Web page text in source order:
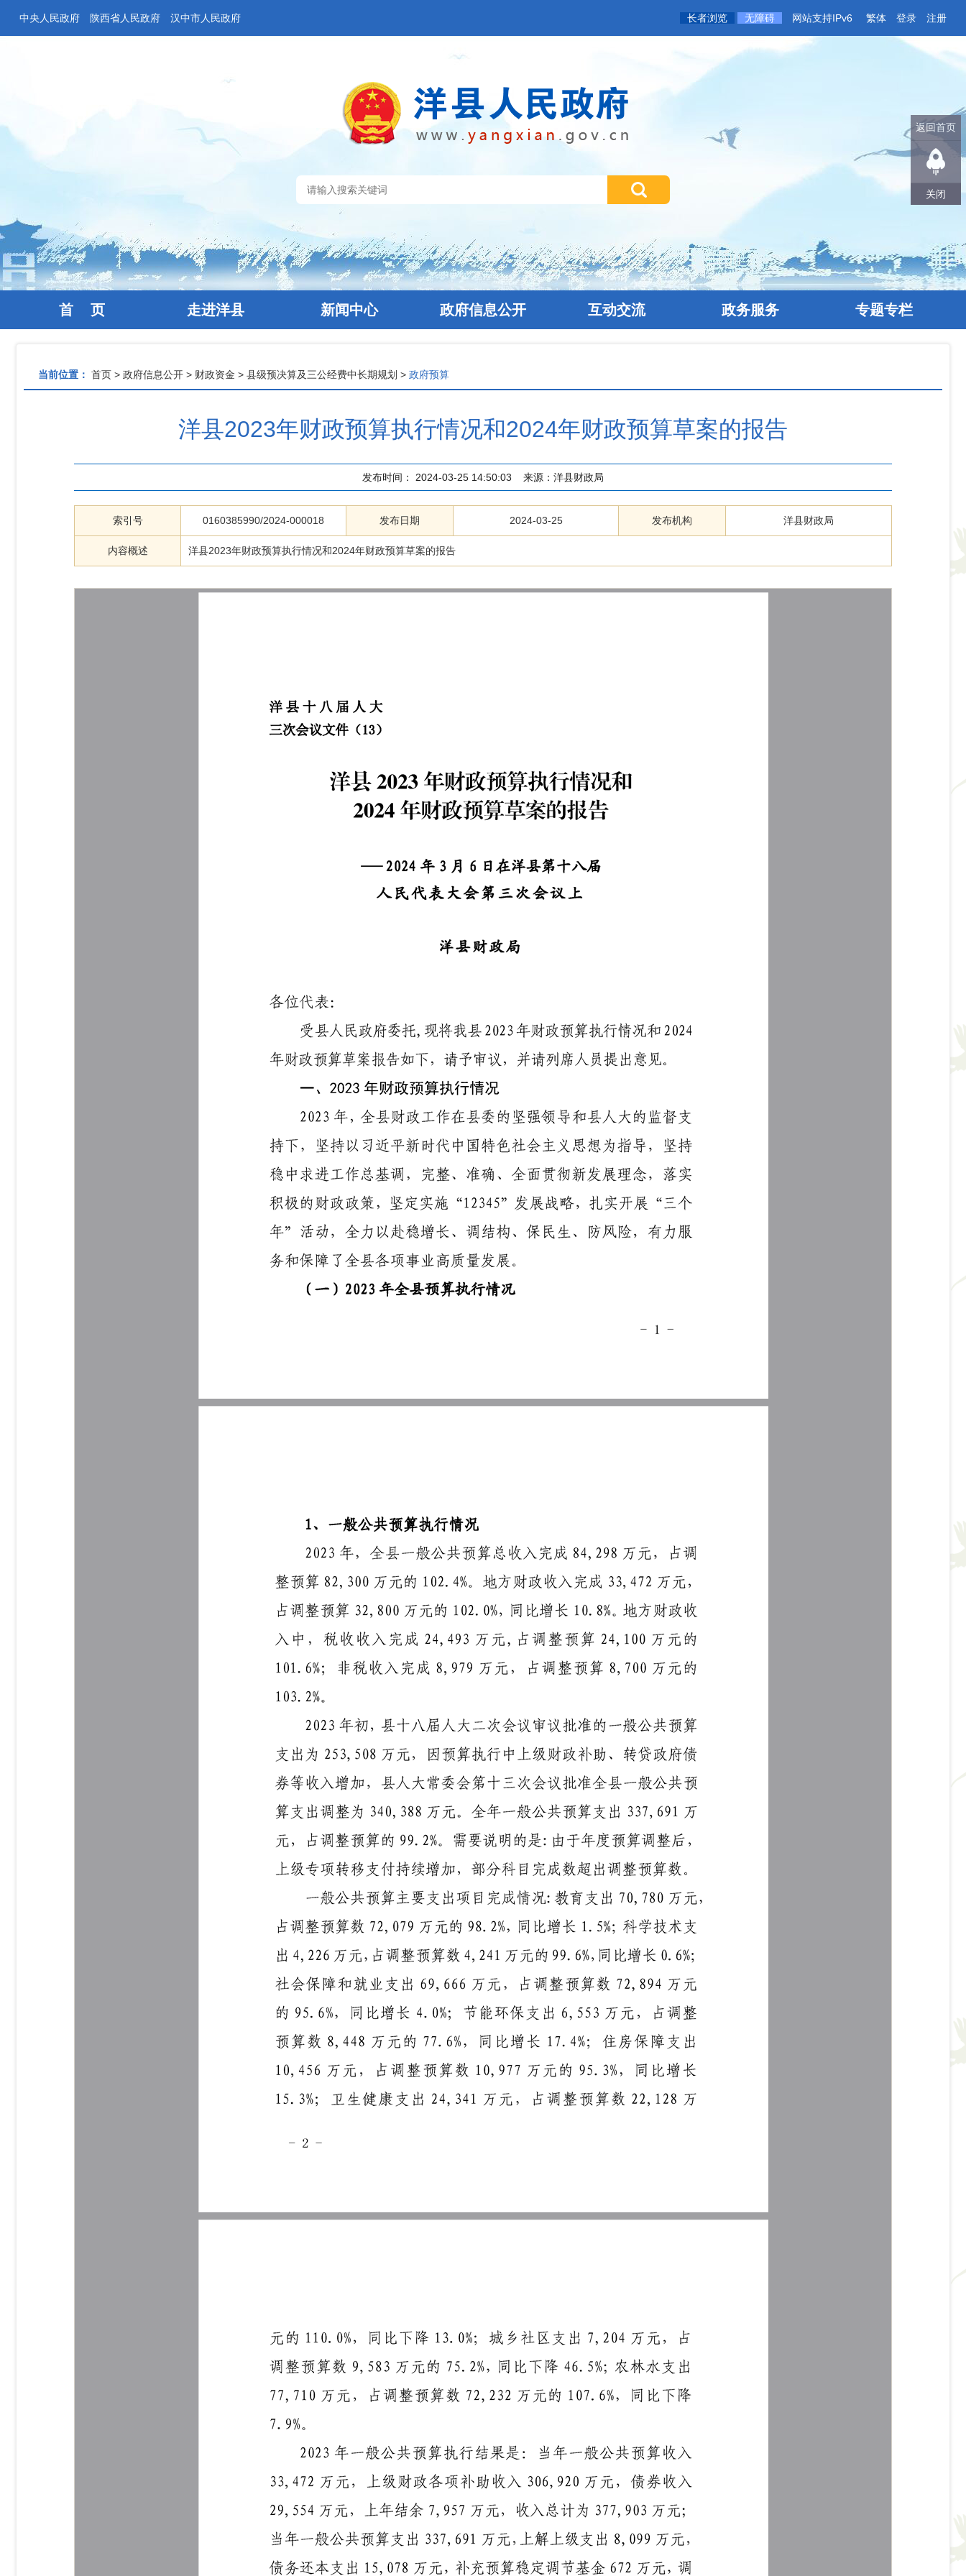
中央人民政府 陕西省人民政府 汉中市人民政府 长者浏览 无障碍 网站支持IPv6 繁体 登录 注册
首 页 走进洋县 新闻中心 政府信息公开 互动交流 政务服务 专题专栏
当前位置： 首页 > 政府信息公开 > 财政资金 > 县级预决算及三公经费中长期规划 > 政府预算
洋县2023年财政预算执行情况和2024年财政预算草案的报告
发布时间： 2024-03-25 14:50:03 来源： 洋县财政局
索引号 0160385990/2024-000018 发布日期 2024-03-25 发布机构 洋县财政局
内容概述 洋县2023年财政预算执行情况和2024年财政预算草案的报告
返回首页
关闭